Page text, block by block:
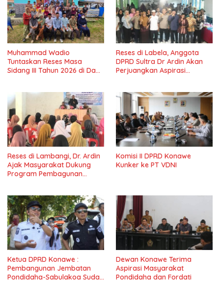
Muhammad Wadio
Tuntaskan Reses Masa
Sidang III Tahun 2026 di Dapil
Reses di Labela, Anggota
DPRD Sultra Dr Ardin Akan
Perjuangkan Aspirasi
Reses di Lambangi, Dr. Ardin
Ajak Masyarakat Dukung
Program Pembagunan
Komisi II DPRD Konawe
Kunker ke PT VDNI
Ketua DPRD Konawe :
Pembangunan Jembatan
Pondidaha-Sabulakoa Sudah
Dewan Konawe Terima
Aspirasi Masyarakat
Pondidaha dan Fordati